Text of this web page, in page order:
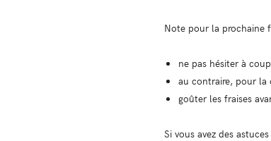
Note pour la prochaine
ne pas hésiter à
au contraire, pour la
goûter les fraises
Si vous avez des